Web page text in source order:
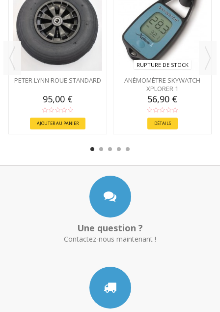
PETER LYNN ROUE STANDARD
95,00 €
AJOUTER AU PANIER
RUPTURE DE STOCK
ANÉMOMÈTRE SKYWATCH
XPLORER 1
56,90 €
DÉTAILS
Une question ?
Contactez-nous maintenant !